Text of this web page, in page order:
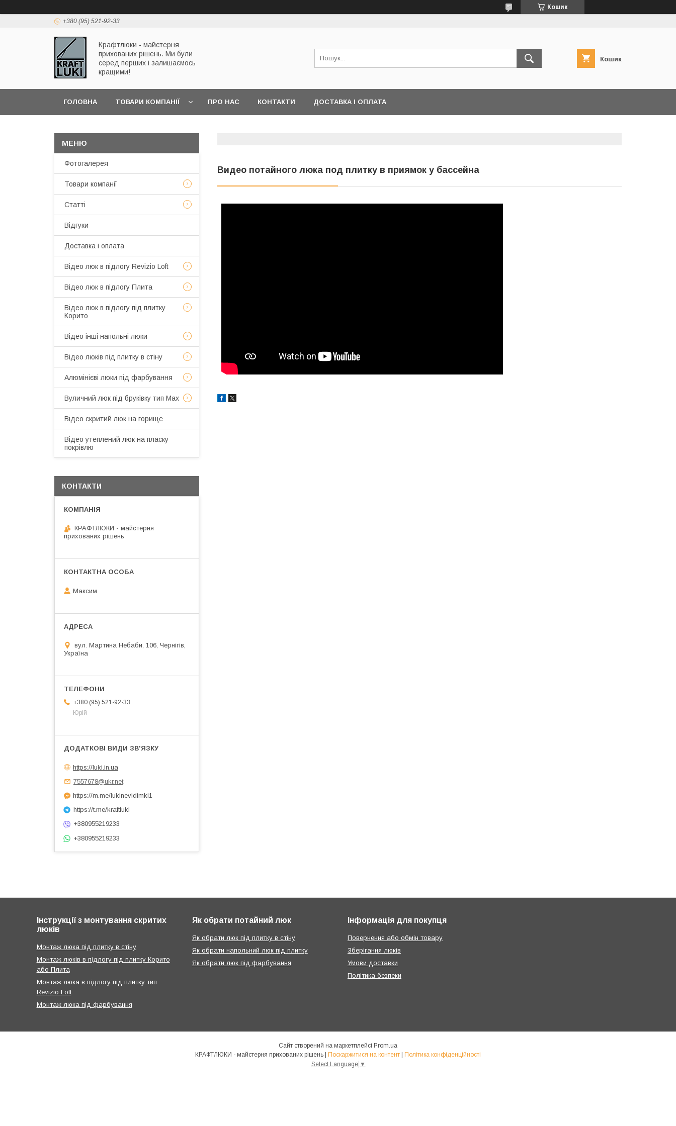
Кошик
+380 (95) 521-92-33
Крафтлюки - майстерня
прихованих рішень. Ми були
серед перших і залишаємось
кращими!
Кошик
ГОЛОВНА ТОВАРИ КОМПАНІЇ ПРО НАС КОНТАКТИ ДОСТАВКА І ОПЛАТА
Видео потайного люка под плитку в приямок у бассейна
Фотогалерея
Товари компанії
Статті
Відгуки
Доставка і оплата
Відео люк в підлогу Revizio Loft
Відео люк в підлогу Плита
Відео люк в підлогу під плитку
Корито
Відео інші напольні люки
Відео люків під плитку в стіну
Алюмінієві люки під фарбування
Вуличний люк під бруківку тип Мах
Відео скритий люк на горище
Відео утеплений люк на пласку
покрівлю
КОНТАКТИ
КРАФТЛЮКИ - майстерня
прихованих рішень
Максим
вул. Мартина Небаби, 106, Чернігів,
Україна
+380 (95) 521-92-33
Юрій
https://luki.in.ua
7557678@ukr.net
https://m.me/lukinevidimki1
https://t.me/kraftluki
+380955219233
+380955219233
Інструкції з монтування скритих
люків
Монтаж люка під плитку в стіну
Монтаж люків в підлогу під плитку Корито
або Плита
Монтаж люка в підлогу під плитку тип
Revizio Loft
Монтаж люка під фарбування
Як обрати потайний люк
Як обрати люк під плитку в стіну
Як обрати напольний люк під плитку
Як обрати люк під фарбування
Інформація для покупця
Повернення або обмін товару
Зберігання люків
Умови доставки
Політика безпеки
Сайт створений на маркетплейсі Prom.ua
Поскаржитися на контент
Політика конфіденційності
Select Language ▼